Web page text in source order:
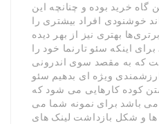
گاه خرید بوده و چنانچه این
خوشنودی افراد بیشتری را
بهتری نیز از بهر دیده
اینکه سئو تارنما خود را
که به مقصد سوی اندرونی
ویژه ای بدهیم سئو
کوده کارهایی می شود که
باشد برای نمونه شما می
ها و شکل بازداشت لینک های